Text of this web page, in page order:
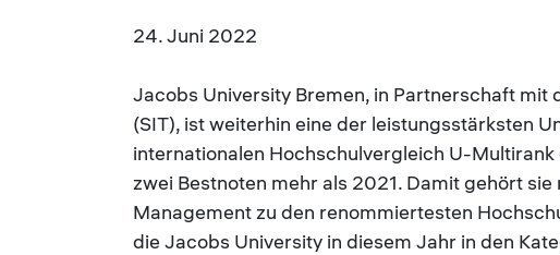
24. Juni 2022
Jacobs University Bremen, in Partnerschaft mit
(SIT), ist weiterhin eine der leistungsstärksten
internationalen Hochschulvergleich U-
zwei Bestnoten mehr als 2021. Damit gehört
Management zu den renommiertesten
die Jacobs University in diesem Jahr in den